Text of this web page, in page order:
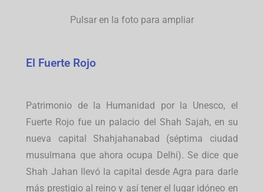
Pulsar en la foto para ampliar
El Fuerte Rojo
Patrimonio de la Humanidad por la Unesco, el
Fuerte Rojo fue un palacio del Shah Sajah, en su
nueva capital Shahjahanabad (séptima ciudad
musulmana que ahora ocupa Delhi). Se dice que
Shah Jahan llevó la capital desde Agra para darle
más prestigio al reino y así tener el lugar idóneo en